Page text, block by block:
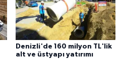
Denizli'de 160 milyon TL'lik
alt ve üstyapı yatırımı